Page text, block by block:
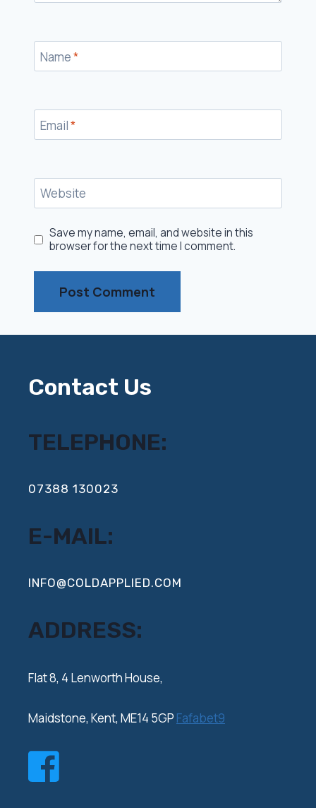
Name*
Email*
Website
Save my name, email, and website in this
browser for the next time I comment.
Contact Us
TELEPHONE:
‍07388 130023
E-MAIL:
INFO@COLDAPPLIED.COM
ADDRESS:
‍Flat 8, 4 Lenworth House,
Maidstone, Kent, ME14 5GP Fafabet9